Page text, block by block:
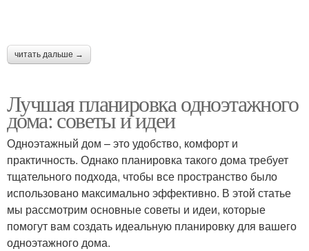
читать дальше →
Лучшая планировка одноэтажного
дома: советы и идеи
Одноэтажный дом – это удобство, комфорт и
практичность. Однако планировка такого дома требует
тщательного подхода, чтобы все пространство было
использовано максимально эффективно. В этой статье
мы рассмотрим основные советы и идеи, которые
помогут вам создать идеальную планировку для вашего
одноэтажного дома.